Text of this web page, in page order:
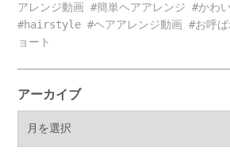
アレンジ動画 #簡単ヘアアレンジ #かわ
#hairstyle #ヘアアレンジ動画 #お呼ば
ョート
アーカイブ